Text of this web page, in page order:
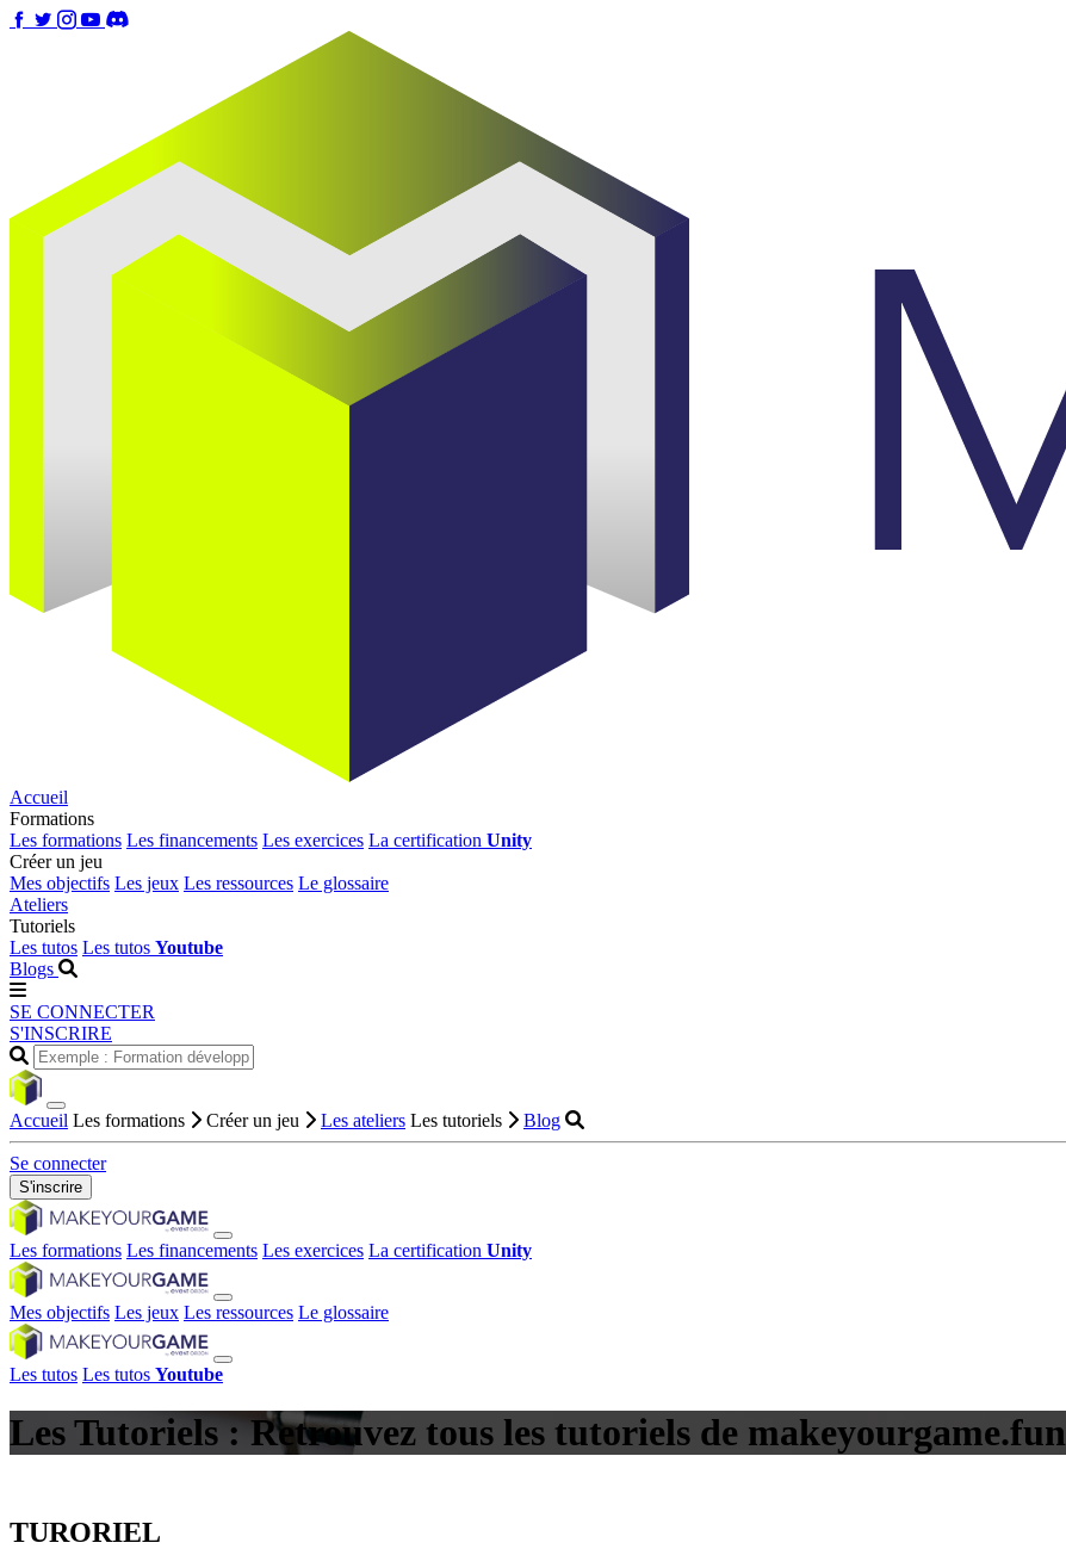
Accueil
Formations
Les formations Les financements Les exercices La certification Unity
Créer un jeu
Mes objectifs Les jeux Les ressources Le glossaire
Ateliers
Tutoriels
Les tutos Les tutos Youtube
Blogs
SE CONNECTER
S'INSCRIRE
Accueil Les formations Créer un jeu Les ateliers Les tutoriels Blog
Se connecter
S'inscrire
Les formations Les financements Les exercices La certification Unity
Mes objectifs Les jeux Les ressources Le glossaire
Les tutos Les tutos Youtube
Les Tutoriels : Retrouvez tous les tutoriels de makeyourgame.fun
TURORIEL